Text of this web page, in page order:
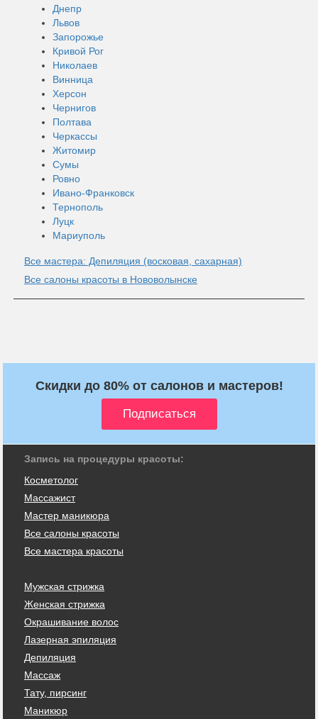
Днепр
Львов
Запорожье
Кривой Рог
Николаев
Винница
Херсон
Чернигов
Полтава
Черкассы
Житомир
Сумы
Ровно
Ивано-Франковск
Тернополь
Луцк
Мариуполь
Все мастера: Депиляция (восковая, сахарная)
Все салоны красоты в Нововолынске
Скидки до 80% от салонов и мастеров!
Запись на процедуры красоты:
Косметолог
Массажист
Мастер маникюра
Все салоны красоты
Все мастера красоты
Мужская стрижка
Женская стрижка
Окрашивание волос
Лазерная эпиляция
Депиляция
Массаж
Тату, пирсинг
Маникюр